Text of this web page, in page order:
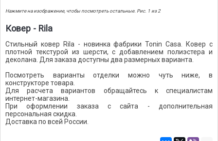
Нажмите на изображение, чтобы посмотреть остальные. Рис. 1 из 2
Ковер - Rila
Стильный ковер Rila - новинка фабрики Tonin Casa. Ковер с
плотной текстурой из шерсти, с добавлением полиэстера и
деколана. Для заказа доступны два размерных варианта.
Посмотреть варианты отделки можно чуть ниже, в
конструкторе товара.
Для расчета вариантов обращайтесь к специалистам
интернет-магазина.
При оформлении заказа с сайта - дополнительная
персональная скидка.
Доставка по всей России.